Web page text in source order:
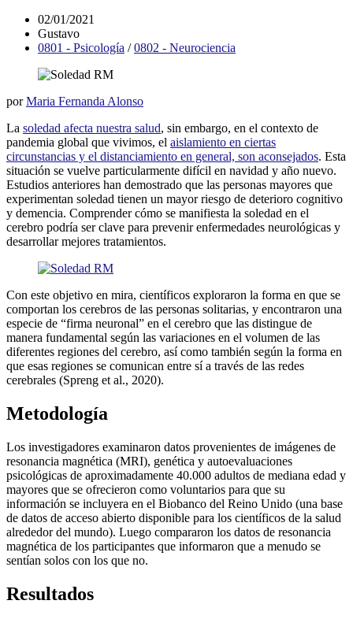
02/01/2021
Gustavo
0801 - Psicología /0802 - Neurociencia
porMaria Fernanda Alonso
La soledad afecta nuestra salud, sin embargo, en el contexto de
pandemia global que vivimos, el aislamiento en ciertas
circunstancias y el distanciamiento en general, son aconsejados. Esta
situación se vuelve particularmente difícil en navidad y año nuevo.
Estudios anteriores han demostrado que las personas mayores que
experimentan soledad tienen un mayor riesgo de deterioro cognitivo
y demencia. Comprender cómo se manifiesta la soledad en el
cerebro podría ser clave para prevenir enfermedades neurológicas y
desarrollar mejores tratamientos.
Con este objetivo en mira, científicos exploraron la forma en que se
comportan los cerebros de las personas solitarias, y encontraron una
especie de “firma neuronal” en el cerebro que las distingue de
manera fundamental según las variaciones en el volumen de las
diferentes regiones del cerebro, así como también según la forma en
que esas regiones se comunican entre sí a través de las redes
cerebrales (Spreng et al., 2020).
Metodología
Los investigadores examinaron datos provenientes de imágenes de
resonancia magnética (MRI), genética y autoevaluaciones
psicológicas de aproximadamente 40.000 adultos de mediana edad y
mayores que se ofrecieron como voluntarios para que su
información se incluyera en el Biobanco del Reino Unido (una base
de datos de acceso abierto disponible para los científicos de la salud
alrededor del mundo). Luego compararon los datos de resonancia
magnética de los participantes que informaron que a menudo se
sentían solos con los que no.
Resultados